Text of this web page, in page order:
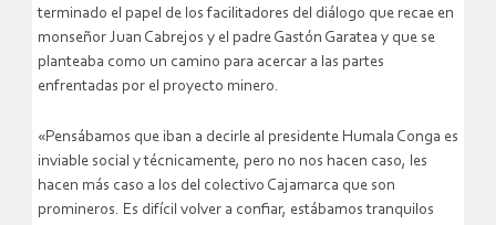
terminado el papel de los facilitadores del diálogo que recae en
monseñor Juan Cabrejos y el padre Gastón Garatea y que se
planteaba como un camino para acercar a las partes
enfrentadas por el proyecto minero.
«Pensábamos que iban a decirle al presidente Humala Conga es
inviable social y técnicamente, pero no nos hacen caso, les
hacen más caso a los del colectivo Cajamarca que son
promineros. Es difícil volver a confiar, estábamos tranquilos